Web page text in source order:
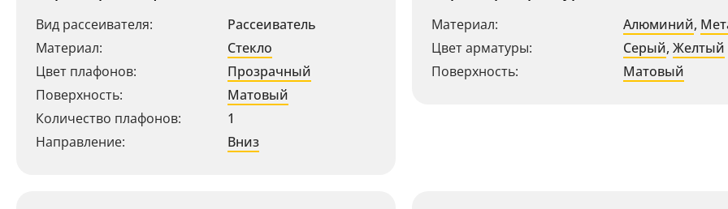
Вид рассеивателя:
Рассеиватель
Материал:
Стекло
Цвет плафонов:
Прозрачный
Поверхность:
Матовый
Количество плафонов:
1
Направление:
Вниз
Материал: Алюминий,
Цвет арматуры:
Серый, Желтый
Поверхность:
Матовый